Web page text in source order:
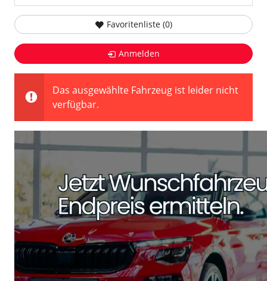
Das ausgewählte Fahrzeug ist leider nicht
verfügbar.
Favoritenliste (0)
Anmelden